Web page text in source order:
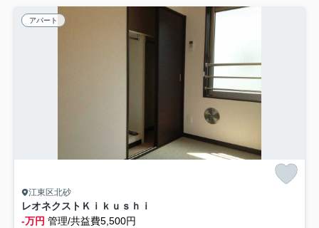
アパート
江東区北砂
レオネクストＫｉｋｕｓｈｉ
-万円 管理/共益費5,500円